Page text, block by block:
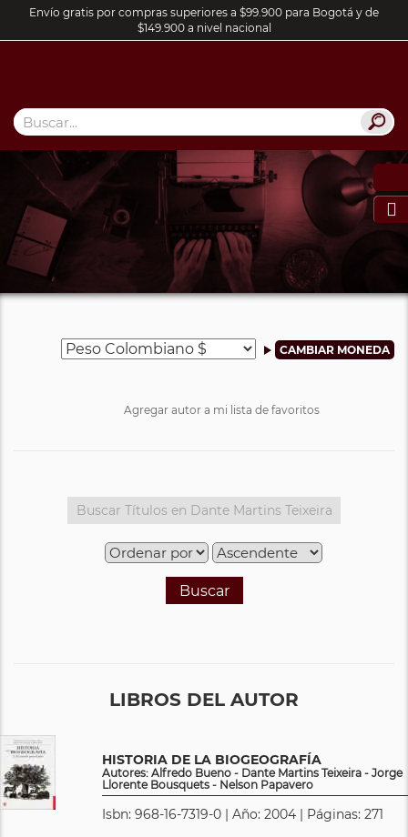
Envío gratis por compras superiores a $99.900 para Bogotá y de
$149.900 a nivel nacional

Agregar autor a mi lista de favoritos
Buscar
LIBROS DEL AUTOR
HISTORIA DE LA BIOGEOGRAFÍA
Autores: Alfredo Bueno - Dante Martins Teixeira - Jorge
Llorente Bousquets - Nelson Papavero
Isbn: 968-16-7319-0 | Año: 2004 | Páginas: 271